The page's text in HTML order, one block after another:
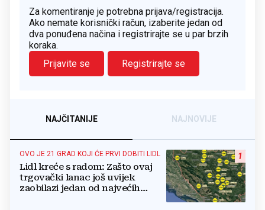
Za komentiranje je potrebna prijava/registracija.
Ako nemate korisnički račun, izaberite jedan od
dva ponuđena načina i registrirajte se u par brzih
koraka.
Prijavite se
Registrirajte se
NAJČITANIJE NAJNOVIJE
1
OVO JE 21 GRAD KOJI ĆE PRVI DOBITI LIDL
Lidl kreće s radom: Zašto ovaj
trgovački lanac još uvijek
zaobilazi jedan od najvećih